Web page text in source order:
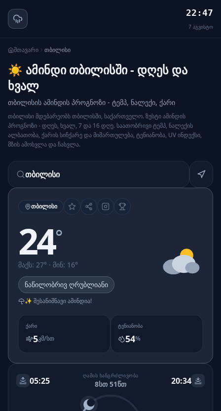
22:47
7 აგვისტო
მთავარი თბილისი
☀️ ამინდი თბილისში - დღეს და
ხვალ
თბილისის ამინდის პროგნოზი - ტემპ, ნალექი, ქარი
თბილისი მდებარეობს თბილისში, საქართველო. ზუსტი ამინდის
პროგნოზი - დღეს, ხვალ, 7 და 16 დღე. საათობრივი ტემპ, ნალექის
ალბათობა, ქარის სიჩქარე და მიმართულება, ტენიანობა, UV ინდექსი,
მზის ამოსვლა და ჩასვლა.
თბილისი
ᲗᲑᲘᲚᲘᲡᲘ
24°
მაქს: 27° · მინ: 16°
ნაწილობრივ ღრუბლიანი
✨ შესანიშნავი ამინდია!
ᲥᲐᲠᲘ
5კმ/სთ
ᲢᲔᲜᲘᲐᲜᲝᲑᲐ
54%
05:25 ᲦᲐᲛᲘᲡ ᲮᲐᲜᲒᲠᲫᲚᲘᲕᲝᲑᲐ
8სთ 51წთ 20:34